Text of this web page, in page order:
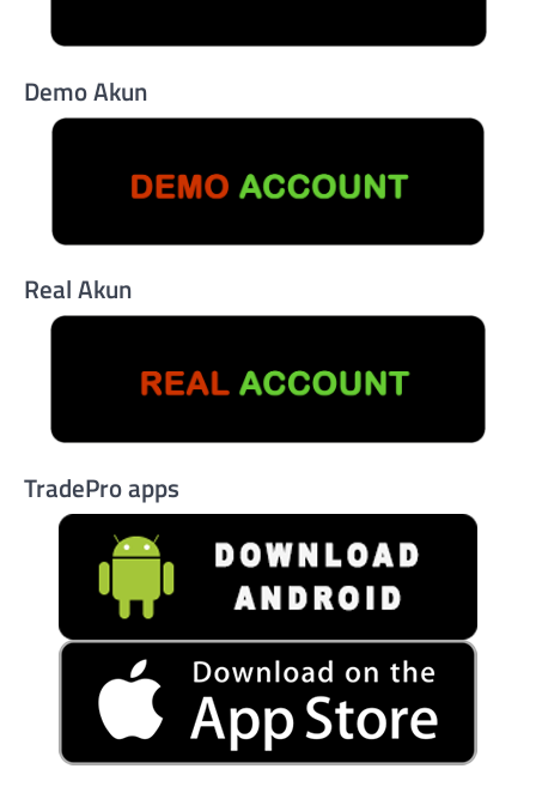
Demo Akun
Real Akun
TradePro apps